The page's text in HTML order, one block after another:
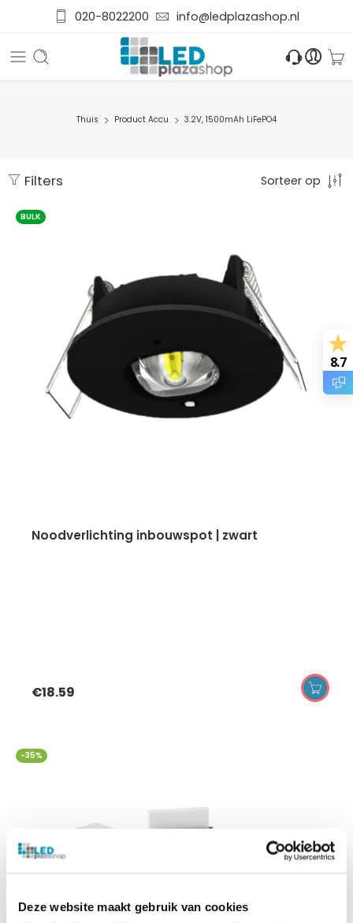
Deze website maakt gebruik van cookies
020-8022200 info@ledplazashop.nl
Thuis Product Accu 3.2V, 1500mAh LiFePO4
Filters Sorteer op
BULK
noodverlichting inbouwspot | zwart
€18.59
-35%
8.7